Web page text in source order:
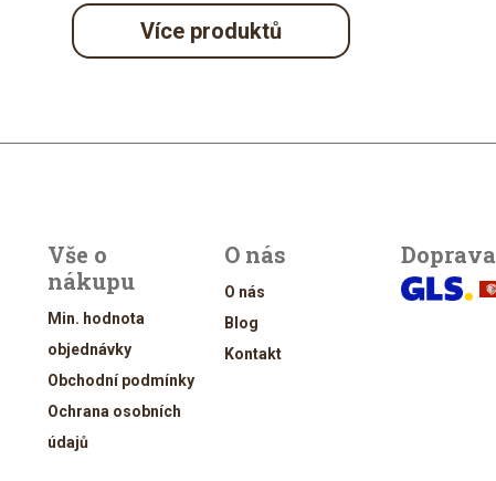
Více produktů
Vše o
nákupu
Min. hodnota
objednávky
Obchodní podmínky
Ochrana osobních
údajů
O nás
O nás
Blog
Kontakt
Doprava